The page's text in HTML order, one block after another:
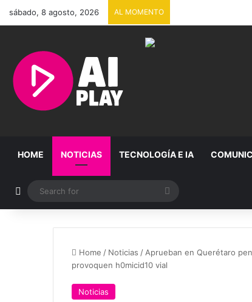
sábado, 8 agosto, 2026 AL MOMENTO
HOME NOTICIAS TECNOLOGÍA E IA
Random Article
Search
for
Home / Noticias /Aprueban en Querétaro
provoquen h0micid10 vial
Noticias